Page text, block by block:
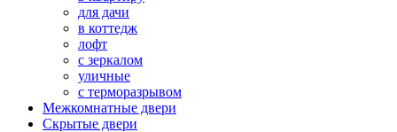
для дачи
в коттедж
лофт
с зеркалом
уличные
с терморазрывом
Межкомнатные двери
Скрытые двери